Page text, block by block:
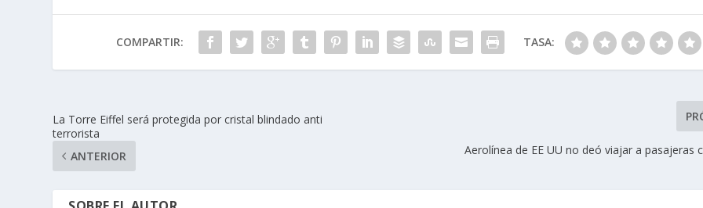
COMPARTIR: TASA:
La Torre Eiffel será protegida por cristal blindado anti
terrorista
ANTERIOR
Aerolínea de EE UU no deó viajar a pasajeras